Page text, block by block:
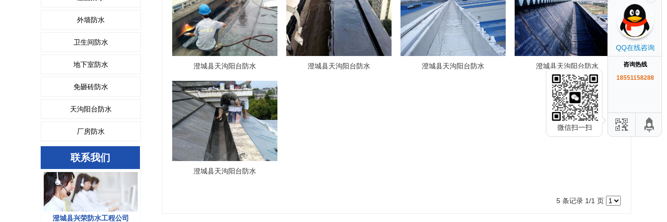
外墙防水
卫生间防水
地下室防水
免砸砖防水
天沟阳台防水
厂房防水
联系我们
澄城县兴荣防水工程公司
澄城县天沟阳台防水 澄城县天沟阳台防水 澄城县天沟阳台防水 澄城县天沟阳台防水
澄城县天沟阳台防水
5 条记录 1/1 页
QQ在线咨询
咨询热线
18551158288
微信扫一扫